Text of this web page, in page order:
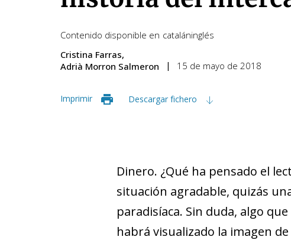
Contenido disponible en cataláninglés
Cristina Farras
Adrià Morron Salmeron
15 de mayo de 2018
Imprimir Descargar fichero
Dinero. ¿Qué ha pensado el
situación agradable, quizás
paradisíaca. Sin duda, algo
habrá visualizado la imagen